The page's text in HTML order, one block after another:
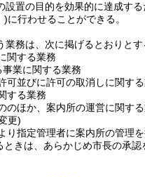
設置の目的を効果的に達成す
)に行わせることができる。
業務は、次に掲げるとおりとす
関する業務
事業に関する業務
可並びに許可の取消しに関す
する業務
のほか、案内所の運営に関す
更)
り指定管理者に案内所の管理
ときは、あらかじめ市長の承